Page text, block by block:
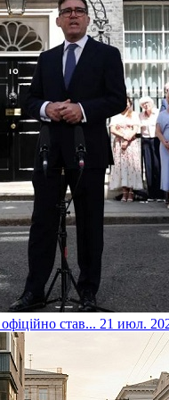
став... 21 июл.